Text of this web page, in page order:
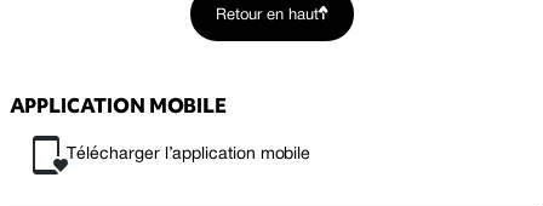
Retour en haut
APPLICATION MOBILE
Télécharger l’application mobile